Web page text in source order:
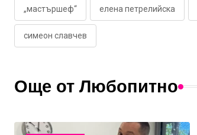
„мастършеф“ елена петрелийска
симеон славчев
Още от Любопитно